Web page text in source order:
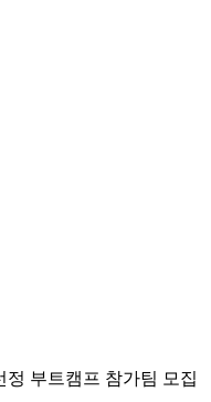
정 부트캠프 참가팀 모집